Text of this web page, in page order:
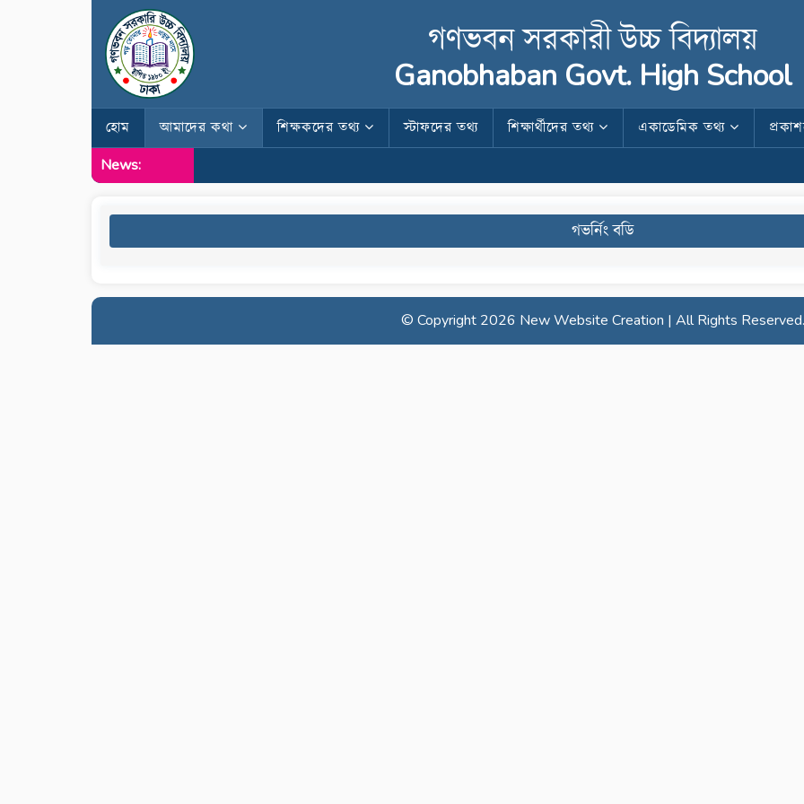
গণভবন সরকারী উচ্চ বিদ্যালয়
Ganobhaban Govt. High School
হোম আমাদের কথা শিক্ষকদের তথ্য স্টাফদের তথ্য শিক্ষার্থীদের তথ্য একাডেমিক তথ্য
News:
গভর্নিং বডি
© Copyright 2026 New Website Creation | All Rights Reserved.